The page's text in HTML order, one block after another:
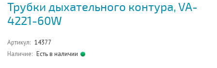
Трубки дыхательного контура, VA-
4221-60W
Артикул: 14377
Наличие: Есть в наличии